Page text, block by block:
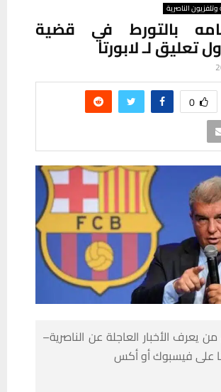
وتلفزيون الناصرية
بالتورط في قضية
تعليق لـ لابورتا
0
يعرف الأخبار العاجلة عن الناصرية–
على فيسبوك أو أكس